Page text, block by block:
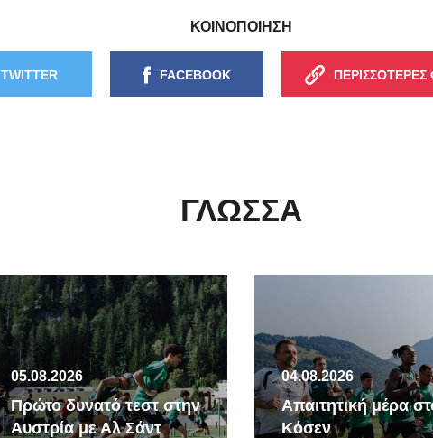
ΚΟΙΝΟΠΟΙΗΣΗ
TWITTER FACEBOOK
ΓΛΏΣΣΑ
05.08.2026
Πρώτο δυνατό τεστ στην
Αυστρία με Αλ Σάντ
04.08.2026
Απαιτητική μέρα
Κόσεν